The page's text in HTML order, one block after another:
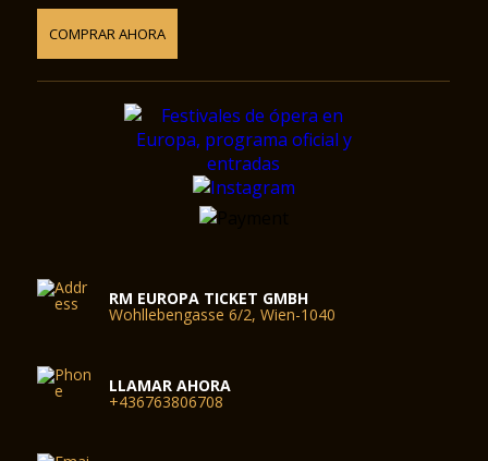
COMPRAR AHORA
RM EUROPA TICKET GMBH
Wohllebengasse 6/2, Wien-1040
LLAMAR AHORA
+436763806708